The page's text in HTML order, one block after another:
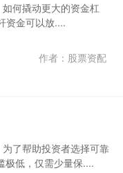
何撬动更大的资金杠
资金可以放....
作者：股票资配
了帮助投资者选择可靠
极低，仅需少量保....